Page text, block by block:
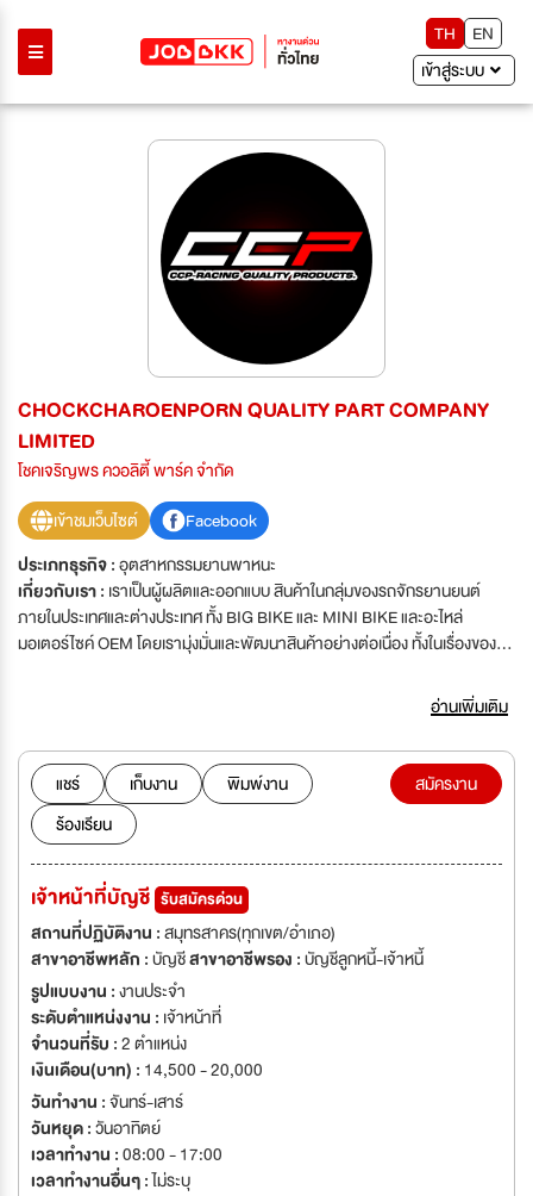
TH
EN
เข้าสู่ระบบ
CHOCKCHAROENPORN QUALITY PART COMPANY
LIMITED
โชคเจริญพร ควอลิตี้ พาร์ค จำกัด
เข้าชมเว็บไซต์
Facebook
ประเภทธุรกิจ :อุตสาหกรรมยานพาหนะ
เกี่ยวกับเรา : เราเป็นผู้ผลิตและออกแบบ สินค้าในกลุ่มของรถจักรยานยนต์
ภายในประเทศและต่างประเทศ ทั้ง BIG BIKE และ MINI BIKE และอะไหล่
มอเตอร์ไซค์ OEM โดยเรามุ่งมั่นและพัฒนาสินค้าอย่างต่อเนื่อง ทั้งในเรื่องของ
คุณภาพ เพื่อให้ชิ้นงานที่ออกมา ตอบสนองต่อความต้องการของลูกค้าในเรื่อง
อ่านเพิ่มเติม
แชร์ เก็บงาน
พิมพ์งาน
ร้องเรียน
สมัครงาน
เจ้าหน้าที่บัญชี รับสมัครด่วน
สถานที่ปฏิบัติงาน :สมุทรสาคร(ทุกเขต/อำเภอ)
สาขาอาชีพหลัก :บัญชีสาขาอาชีพรอง :บัญชีลูกหนี้-เจ้าหนี้
รูปแบบงาน :งานประจำ
ระดับตำแหน่งงาน : เจ้าหน้าที่
จำนวนที่รับ :2 ตำแหน่ง
เงินเดือน(บาท) : 14,500 - 20,000
วันทำงาน :จันทร์-เสาร์
วันหยุด :วันอาทิตย์
เวลาทำงาน :08:00 - 17:00
เวลาทำงานอื่นๆ :ไม่ระบุ